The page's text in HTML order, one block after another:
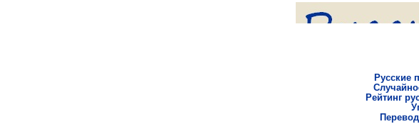
Русские
Рейтинг